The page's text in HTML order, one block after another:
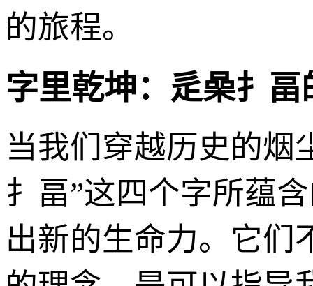
的旅程。
字里乾坤：辵喿扌
当我们穿越历史的烟
扌畐”这四个字所蕴
出新的生命力。它们